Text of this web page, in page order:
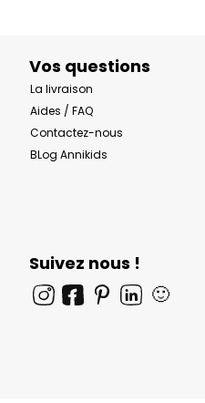
Vos questions
La livraison
Aides / FAQ
Contactez-nous
BLog Annikids
Suivez nous !
🙂